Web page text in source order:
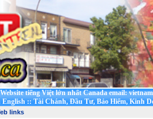
Website tiếng Việt lớn nhất Canada email:
English::Tài Chánh, Đầu Tư, Bảo Hiểm, Kinh
links